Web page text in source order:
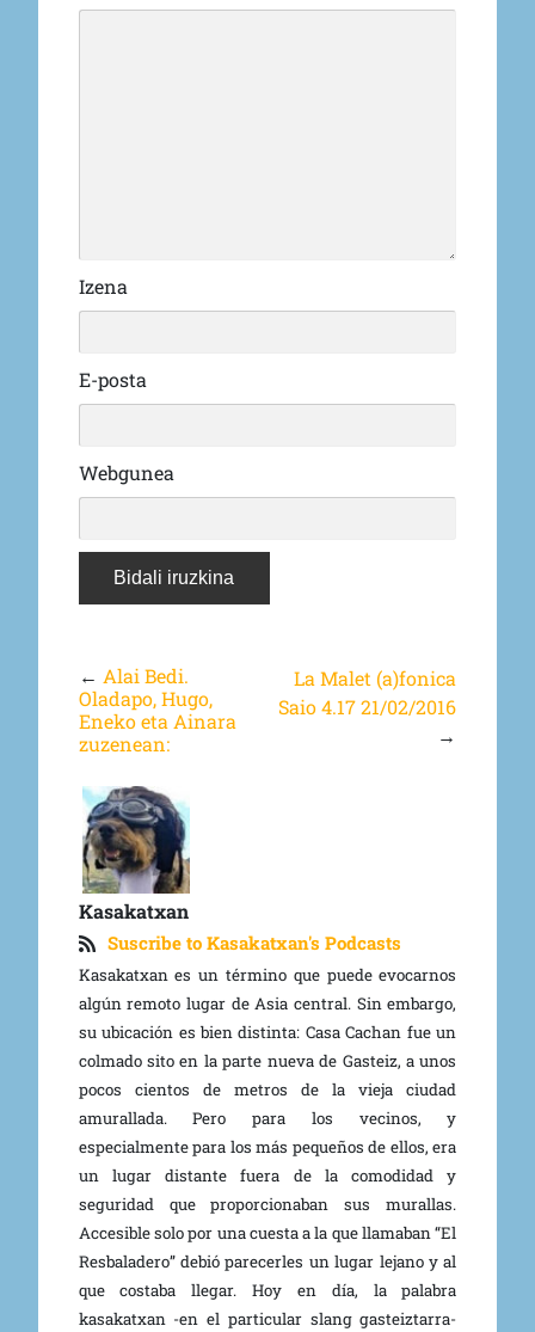
Izena
E-posta
Webgunea
← Alai Bedi.
Oladapo, Hugo,
Eneko eta Ainara
zuzenean:
La Malet (a)fonica
Saio 4.17 21/02/2016
→
Kasakatxan
Suscribe to Kasakatxan's Podcasts
Kasakatxan es un término que puede evocarnos
algún remoto lugar de Asia central. Sin embargo,
su ubicación es bien distinta: Casa Cachan fue un
colmado sito en la parte nueva de Gasteiz, a unos
pocos cientos de metros de la vieja ciudad
amurallada. Pero para los vecinos, y
especialmente para los más pequeños de ellos, era
un lugar distante fuera de la comodidad y
seguridad que proporcionaban sus murallas.
Accesible solo por una cuesta a la que llamaban “El
Resbaladero” debió parecerles un lugar lejano y al
que costaba llegar. Hoy en día, la palabra
kasakatxan -en el particular slang gasteiztarra-